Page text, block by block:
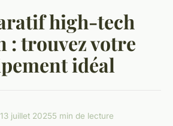
high-tech
: trouvez votre
idéal
13 juillet 20255 min de lecture